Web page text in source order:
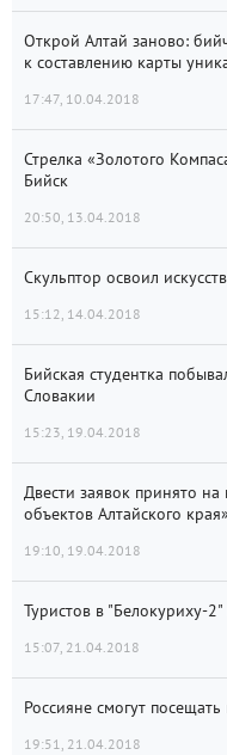
Открой Алтай заново:
к составлению карты
17:47, 10.04.2018
Стрелка «Золотого
Бийск
20:50, 13.04.2018
Скульптор освоил
15:12, 14.04.2018
Бийская студентка
Словакии
15:23, 19.04.2018
Двести заявок принято
объектов Алтайского края»
19:10, 19.04.2018
Туристов в "Белокуриху-
15:07, 21.04.2018
Россияне смогут
19:51, 21.04.2018